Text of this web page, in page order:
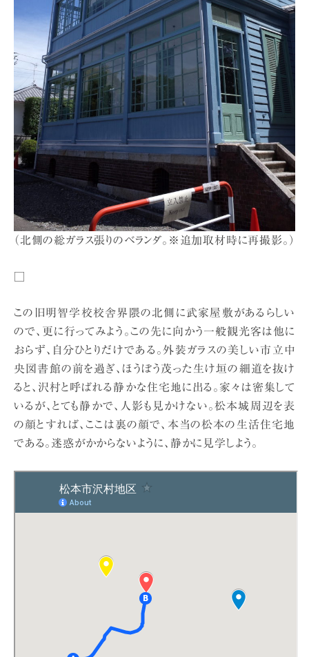
（北側の総ガラス張りのベランダ。※追加取材時に再撮影。）
□
この旧明智学校校舎界隈の北側に武家屋敷があるらしい
ので、更に行ってみよう。この先に向かう一般観光客は他に
おらず、自分ひとりだけである。外装ガラスの美しい市立中
央図書館の前を過ぎ、ほうぼう茂った生け垣の細道を抜け
ると、沢村と呼ばれる静かな住宅地に出る。家々は密集して
いるが、とても静かで、人影も見かけない。松本城周辺を表
の顔とすれば、ここは裏の顔で、本当の松本の生活住宅地
である。迷惑がかからないように、静かに見学しよう。